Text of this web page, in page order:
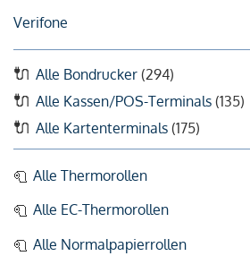
Verifone
Alle Bondrucker (294)
Alle Kassen/POS-Terminals (135)
Alle Kartenterminals (175)
Alle Thermorollen
Alle EC-Thermorollen
Alle Normalpapierrollen